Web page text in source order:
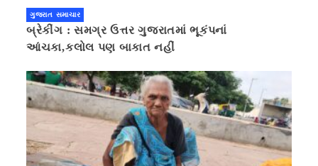
ગુજરાત સમાચાર
બ્રેકીંગ : સમગ્ર ઉત્તર ગુજરાતમાં ભૂકંપનાં
આંચકા,કલોલ પણ બાકાત નહીં